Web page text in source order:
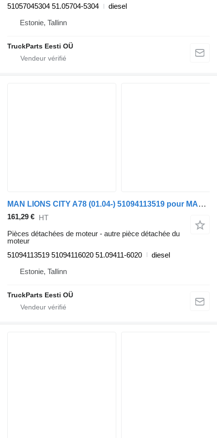
51057045304 51.05704-5304
diesel
Estonie, Tallinn
TruckParts Eesti OÜ
MAN LIONS CITY A78 (01.04-) 51094113519 pour MAN Lion's bus (1991-)
161,29 € HT
Pièces détachées de moteur - autre pièce détachée du
moteur
51094113519 51094116020 51.09411-6020
diesel
Estonie, Tallinn
TruckParts Eesti OÜ